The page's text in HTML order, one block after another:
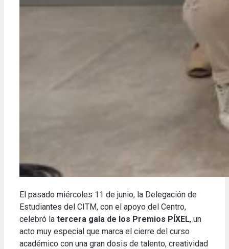
El pasado miércoles 11 de junio, la Delegación de
Estudiantes del CITM, con el apoyo del Centro,
celebró la tercera gala de los Premios PÍXEL, un
acto muy especial que marca el cierre del curso
académico con una gran dosis de talento, creatividad